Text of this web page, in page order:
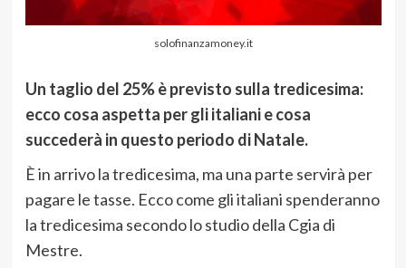
solofinanzamoney.it
Un taglio del 25% è previsto sulla tredicesima:
ecco cosa aspetta per gli italiani e cosa
succederà in questo periodo di Natale.
È in arrivo la tredicesima, ma una parte servirà per
pagare le tasse. Ecco come gli italiani spenderanno
la tredicesima secondo lo studio della Cgia di
Mestre.